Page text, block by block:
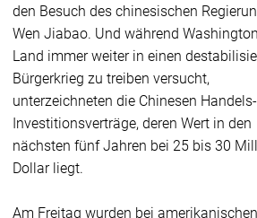
den Besuch des chinesischen
Wen Jiabao. Und während
Land immer weiter in einen
Bürgerkrieg zu treiben versucht,
unterzeichneten die Chinesen
Investitionsverträge, deren Wert in den
nächsten fünf Jahren bei 25 bis 30
Dollar liegt.
Am Freitag wurden bei amerikanischen